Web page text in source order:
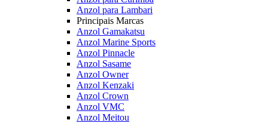
Anzol para Lambari
Principais Marcas
Anzol Gamakatsu
Anzol Marine Sports
Anzol Pinnacle
Anzol Sasame
Anzol Owner
Anzol Kenzaki
Anzol Crown
Anzol VMC
Anzol Meitou